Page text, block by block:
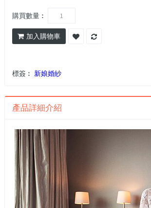
購買數量︰
加入購物車
標簽︰ 新娘婚紗
產品詳細介紹